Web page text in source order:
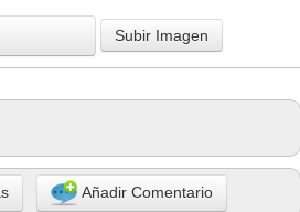
Añadir Comentario